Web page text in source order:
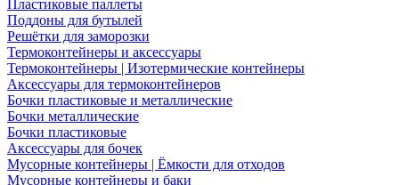
Пластиковые паллеты
Поддоны для бутылей
Решётки для заморозки
Термоконтейнеры и аксессуары
Термоконтейнеры | Изотермические контейнеры
Аксессуары для термоконтейнеров
Бочки пластиковые и металлические
Бочки металлические
Бочки пластиковые
Аксессуары для бочек
Мусорные контейнеры | Ёмкости для отходов
Мусорные контейнеры и баки